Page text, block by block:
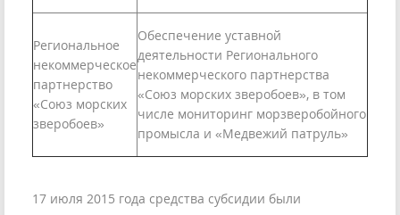
Региональное
некоммерческое
партнерство
«Союз морских
зверобоев»
Обеспечение уставной
деятельности Регионального
некоммерческого партнерства
«Союз морских зверобоев», в том
числе мониторинг морзверобойного
промысла и «Медвежий патруль»
17 июля 2015 года средства субсидии были